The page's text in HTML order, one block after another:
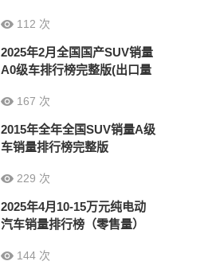
112 次
2025年2月全国国产SUV销量
A0级车排行榜完整版(出口量
167 次
2015年全年全国SUV销量A级
车销量排行榜完整版
229 次
2025年4月10-15万元纯电动
汽车销量排行榜（零售量）
144 次